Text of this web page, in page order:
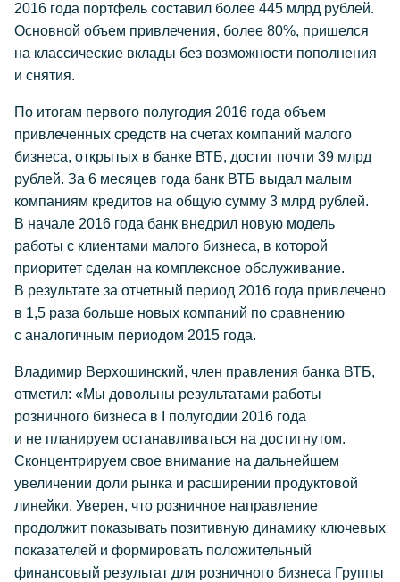
2016 года портфель составил более 445 млрд рублей.
Основной объем привлечения, более 80%, пришелся
на классические вклады без возможности пополнения
и снятия.
По итогам первого полугодия 2016 года объем
привлеченных средств на счетах компаний малого
бизнеса, открытых в банке ВТБ, достиг почти 39 млрд
рублей. За 6 месяцев года банк ВТБ выдал малым
компаниям кредитов на общую сумму 3 млрд рублей.
В начале 2016 года банк внедрил новую модель
работы с клиентами малого бизнеса, в которой
приоритет сделан на комплексное обслуживание.
В результате за отчетный период 2016 года привлечено
в 1,5 раза больше новых компаний по сравнению
с аналогичным периодом 2015 года.
Владимир Верхошинский, член правления банка ВТБ,
отметил: «Мы довольны результатами работы
розничного бизнеса в I полугодии 2016 года
и не планируем останавливаться на достигнутом.
Сконцентрируем свое внимание на дальнейшем
увеличении доли рынка и расширении продуктовой
линейки. Уверен, что розничное направление
продолжит показывать позитивную динамику ключевых
показателей и формировать положительный
финансовый результат для розничного бизнеса Группы